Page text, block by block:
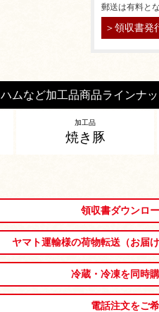
郵送は有料と
＞領収書発
ハムなど加工品商品ラインナ
加工品
焼き豚
領収書ダウンロ
ヤマト運輸様の荷物転送（お届
冷蔵・冷凍を同時
電話注文をご